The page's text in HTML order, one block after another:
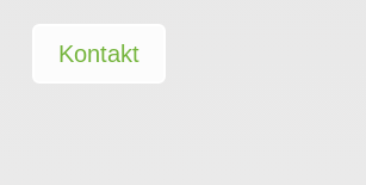
Kontakt